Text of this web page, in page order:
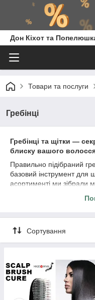
Дон Кіхот та
Товари та послуги
Гребінці
Гребінці та щітки —
блиску вашого
Правильно підібраний
базовий інструмент
асортименті ми зібрали
структуру. Від
росту волосся.
ідеально підходять
Щітки для
справляються з
болю.
Сортування